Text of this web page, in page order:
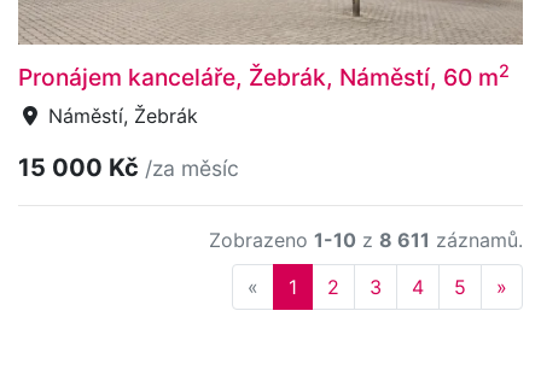
Pronájem kanceláře, Žebrák, Náměstí, 60 m2
Náměstí, Žebrák
15 000 Kč /za měsíc
Zobrazeno 1-10 z 8 611 záznamů.
« Previous
1 2 3 4 5 »